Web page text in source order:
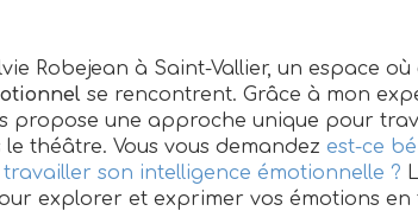
Robejean à Saint-Vallier, un espace où
se rencontrent. Grâce à mon
propose une approche unique pour
théâtre. Vous vous demandez est-ce
son intelligence émotionnelle ?
explorer et exprimer vos émotions en